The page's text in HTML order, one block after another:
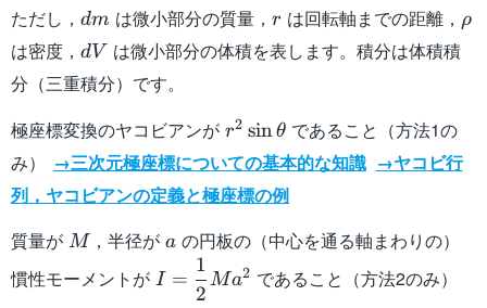
\rho r^2 dV
ただし， dm
dm は微小部分の質量， r
r は回転軸までの距離， ρ
は密度， dV
dV は微小部分の体積を表します。積分は体積積
分（三重積分）です。
極座標変換のヤコビアンが r^2\sin\theta
r2 sinθ であること（方法1の
み）
→三次元極座標についての基本的な知識 →ヤコビ行
列，ヤコビアンの定義と極座標の例
質量が M
M，半径が a
aの円板の（中心を通る軸まわりの）
慣性モーメントが I=\dfrac{1}
{2}Ma^2
I =
2
1
Ma2 であること（方法2のみ）